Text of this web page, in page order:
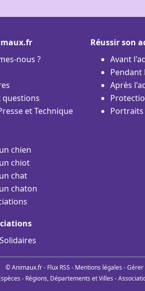
nous ?
questions
et Technique
chien
chiot
chat
chaton
Réussir son
Avant
Après
Portraits
© Animaux.fr - Flux RSS - Mentions légales -Gérer
- Régions, Départements et Villes -